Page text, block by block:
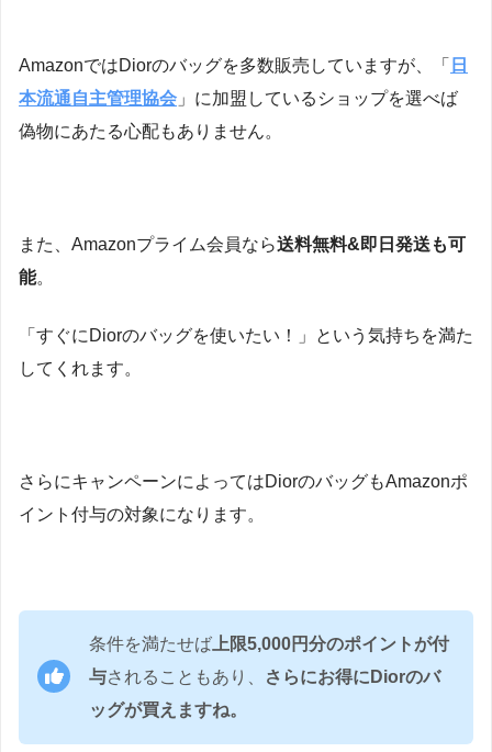
AmazonではDiorのバッグを多数販売していますが、「 日
本流通自主管理協会 」に加盟しているショップを選べば
偽物にあたる心配もありません。
また、Amazonプライム会員なら送料無料&即日発送も可
能。
「すぐにDiorのバッグを使いたい！」という気持ちを満た
してくれます。
さらにキャンペーンによってはDiorのバッグもAmazonポ
イント付与の対象になります。
条件を満たせば 上限5,000円分のポイントが付
与されることもあり、
さらにお得にDiorのバ
ッグが買えますね。